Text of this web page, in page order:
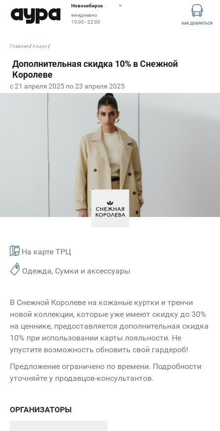
Новосибирск
ежедневно
10:00 - 22:00
КАК ДОБРАТЬСЯ
c 21 апреля 2025 по 23 апреля 2025
На карте ТРЦ
Одежда, Сумки и аксессуары
Главная Акции
В Снежной Королеве на кожаные куртки и тренчи
новой коллекции, которые уже имеют скидку до 30%
на ценнике, предоставляется дополнительная скидка
10% при использовании карты лояльности. Не
упустите возможность обновить свой гардероб!
Предложение ограничено по времени. Подробности
уточняйте у продавцов-консультантов.
ОРГАНИЗАТОРЫ